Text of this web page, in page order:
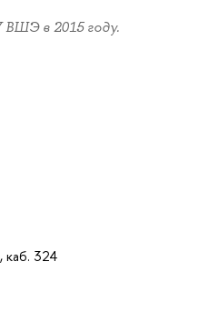
в 2015 году.
каб. 324